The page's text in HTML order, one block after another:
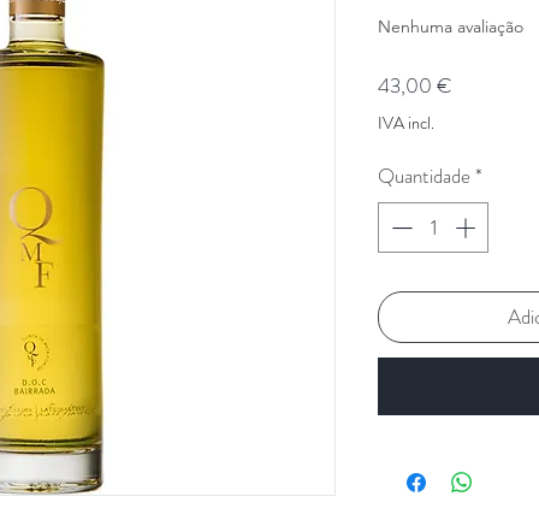
Nenhuma avaliação
43,00 €
IVA incl.
Quantidade*